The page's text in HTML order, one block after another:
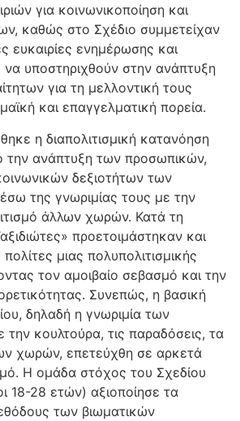
για κοινωνικοποίηση και
καθώς στο Σχέδιο συμμετείχαν
ευκαιρίες ενημέρωσης και
υποστηριχθούν στην ανάπτυξη
για τη μελλοντική τους
και επαγγελματική πορεία.
η διαπολιτισμική κατανόηση
την ανάπτυξη των προσωπικών,
δεξιοτήτων των
της γνωριμίας τους με την
άλλων χωρών. Κατά τη
προετοιμάστηκαν και
μιας πολυπολιτισμικής
τον αμοιβαίο σεβασμό και την
Συνεπώς, η βασική
δηλαδή η γνωριμία των
κουλτούρα, τις παραδόσεις, τα
χωρών, επετεύχθη σε αρκετά
Η ομάδα στόχος του Σχεδίου
18-28 ετών) αξιοποίησε τα
των βιωματικών